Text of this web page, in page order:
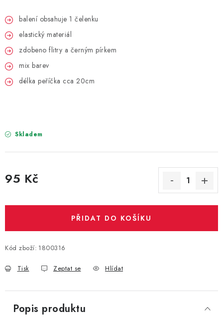
LAMPIONY
OSLAVA PODLE BAREV
ROZLUČKA SE SVOBODOU
STUHY A MAŠLE
SEZÓNNÍ SVÁTKY
VYSTŘELOVACÍ KONFETY
balení obsahuje 1 čelenku
elastický materiál
zdobeno flitry a černým pírkem
mix barev
délka peříčka cca 20cm
Skladem
95 Kč
PŘIDAT DO KOŠÍKU
Kód zboží: 1800316
Tisk Zeptat se Hlídat
Popis produktu